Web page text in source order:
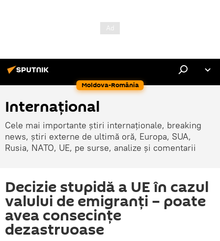
Moldova-România
Internaţional
Cele mai importante știri internaționale, breaking
news, știri externe de ultimă oră, Europa, SUA,
Rusia, NATO, UE, pe surse, analize și comentarii
Decizie stupidă a UE în cazul
valului de emigranți – poate
avea consecințe
dezastruoase